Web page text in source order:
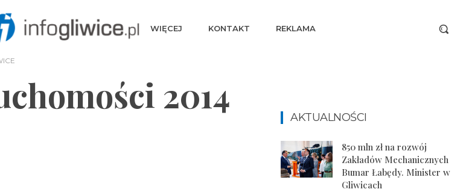
WIĘCEJ KONTAKT REKLAMA
2014
AKTUALNOŚCI
850 mln zł na rozwój
Zakładów Mechanicznych
Bumar Łabędy. Minister w
Gliwicach